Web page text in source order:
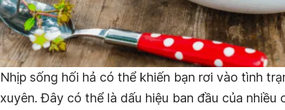
Nhịp sống hối hả có thể khiến bạn rơi vào tình
xuyên. Đây có thể là dấu hiệu ban đầu của nhiều